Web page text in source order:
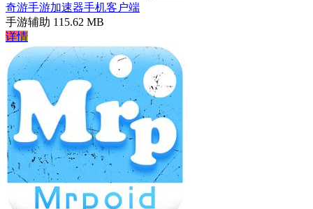
奇游手游加速器手机客户端
手游辅助 115.62 MB
详情